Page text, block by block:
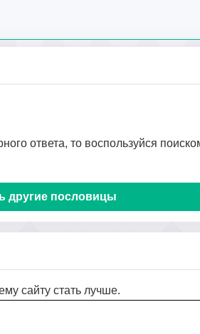
ответа, то воспользуйся
другие пословицы
сайту стать лучше.